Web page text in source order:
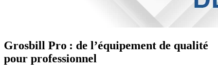
Grosbill Pro : de l’équipement de qualité
pour professionnel